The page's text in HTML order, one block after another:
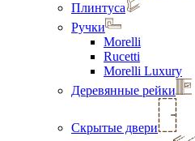
Плинтуса
Ручки
Morelli
Rucetti
Morelli Luxury
Деревянные рейки
Скрытые двери